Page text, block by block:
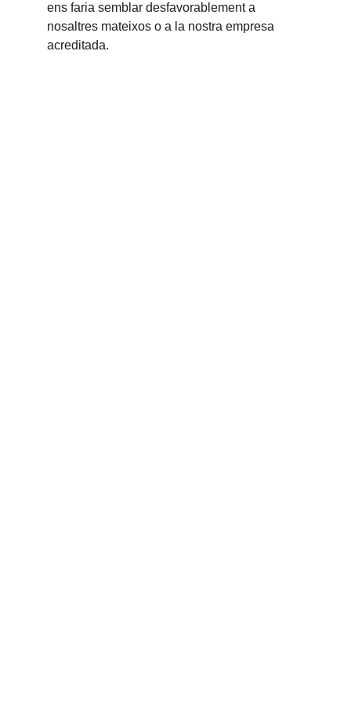
ens faria semblar desfavorablement a
nosaltres mateixos o a la nostra empresa
acreditada.